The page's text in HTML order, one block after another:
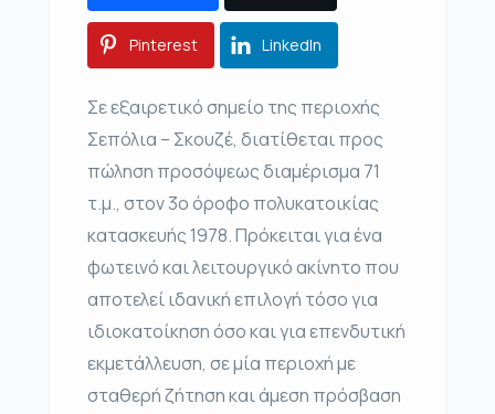
Pinterest LinkedIn
Σε εξαιρετικό σημείο της περιοχής
Σεπόλια – Σκουζέ, διατίθεται προς
πώληση προσόψεως διαμέρισμα 71
τ.μ., στον 3ο όροφο πολυκατοικίας
κατασκευής 1978. Πρόκειται για ένα
φωτεινό και λειτουργικό ακίνητο που
αποτελεί ιδανική επιλογή τόσο για
ιδιοκατοίκηση όσο και για επενδυτική
εκμετάλλευση, σε μία περιοχή με
σταθερή ζήτηση και άμεση πρόσβαση